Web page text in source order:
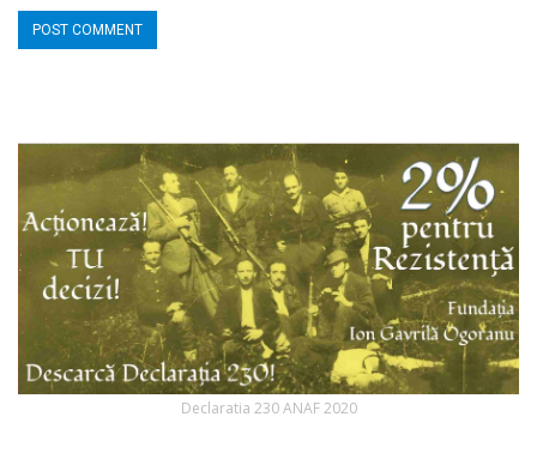
Declaratia 230 ANAF 2020